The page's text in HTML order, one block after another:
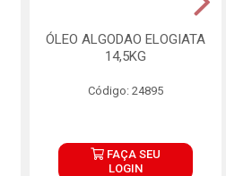
ÓLEO ALGODAO ELOGIATA
14,5KG
Código: 24895
FAÇA SEU
LOGIN